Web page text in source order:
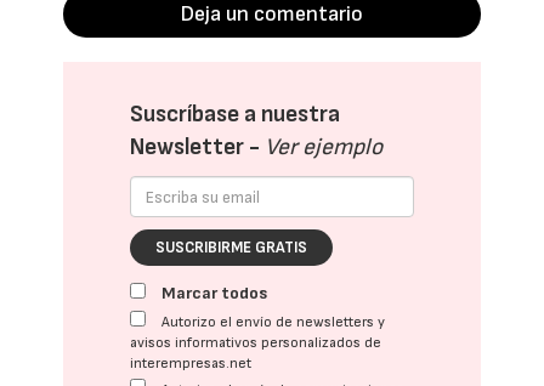
Deja un comentario
Suscríbase a nuestra
Newsletter - Ver ejemplo
SUSCRIBIRME GRATIS
Marcar todos
Autorizo el envío de newsletters y
avisos informativos personalizados de
interempresas.net